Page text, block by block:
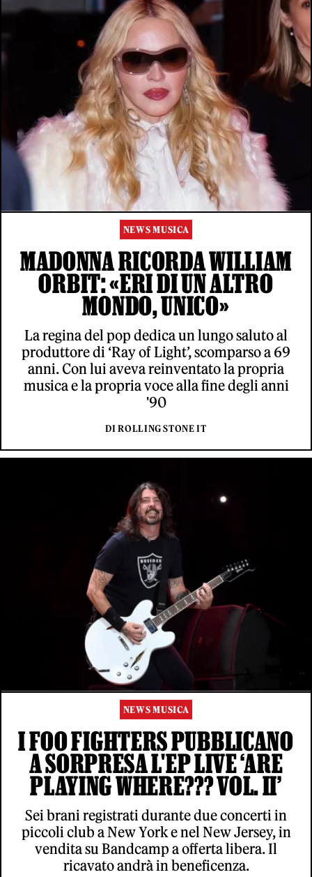
NEWS MUSICA
MADONNA RICORDA WILLIAM
ORBIT: «ERI DI UN ALTRO
MONDO, UNICO»
La regina del pop dedica un lungo saluto al
produttore di ‘Ray of Light’, scomparso a 69
anni. Con lui aveva reinventato la propria
musica e la propria voce alla fine degli anni
'90
DI ROLLING STONE IT
NEWS MUSICA
I FOO FIGHTERS PUBBLICANO
A SORPRESA L'EP LIVE ‘ARE
PLAYING WHERE??? VOL. II’
Sei brani registrati durante due concerti in
piccoli club a New York e nel New Jersey, in
vendita su Bandcamp a offerta libera. Il
ricavato andrà in beneficenza.